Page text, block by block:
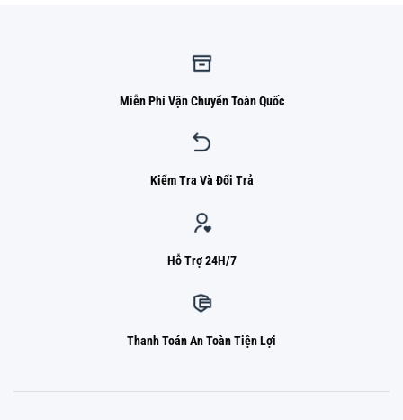
Miễn Phí Vận Chuyển Toàn Quốc
Kiểm Tra Và Đổi Trả
Hỗ Trợ 24H/7
Thanh Toán An Toàn Tiện Lợi